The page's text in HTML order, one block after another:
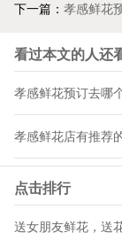
下一篇： 孝感鲜花
看过本文的人还
孝感鲜花预订去哪
孝感鲜花店有推荐
点击排行
送女朋友鲜花，送